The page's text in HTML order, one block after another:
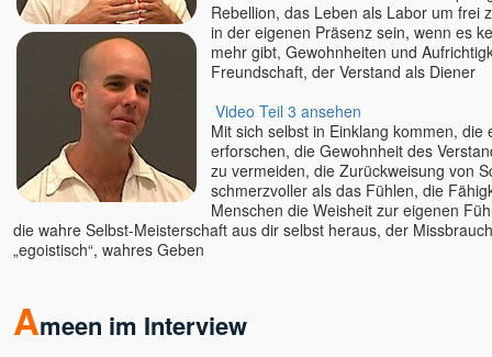
Rebellion, das Leben als Labor um frei
in der eigenen Präsenz sein, wenn es
mehr gibt, Gewohnheiten und
Freundschaft, der Verstand als Diener
Video Teil 3 ansehen
Mit sich selbst in Einklang kommen, die
erforschen, die Gewohnheit des
zu vermeiden, die Zurückweisung von
schmerzvoller als das Fühlen, die
Menschen die Weisheit zur eigenen
die wahre Selbst-Meisterschaft aus dir selbst heraus, der
„egoistisch“, wahres Geben
Ameen im Interview